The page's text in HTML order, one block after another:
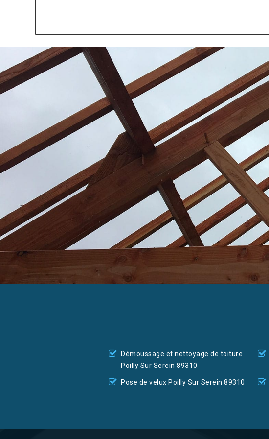
Démoussage et nettoyage de toiture
Poilly Sur Serein 89310
Pose de velux Poilly Sur Serein 89310